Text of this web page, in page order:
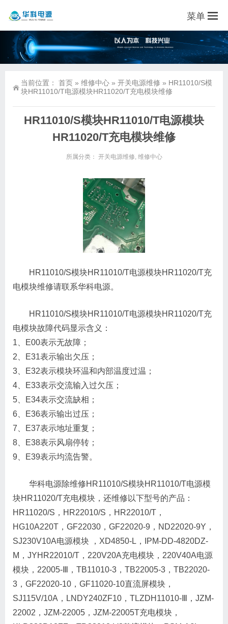
菜单
当前位置： 首页 » 维修中心 » 开关电源维修 » HR11010/S模
块HR11010/T电源模块HR11020/T充电模块维修
HR11010/S模块HR11010/T电源模块
HR11020/T充电模块维修
所属分类： 开关电源维修, 维修中心
HR11010/S模块HR11010/T电源模块HR11020/T充
电模块维修请联系华科电源。
HR11010/S模块HR11010/T电源模块HR11020/T充
电模块故障代码显示含义：
1、E00表示无故障；
2、E31表示输出欠压；
3、E32表示模块环温和内部温度过温；
4、E33表示交流输入过欠压；
5、E34表示交流缺相；
6、E36表示输出过压；
7、E37表示地址重复；
8、E38表示风扇停转；
9、E39表示均流告警。
华科电源除维修HR11010/S模块HR11010/T电源模
块HR11020/T充电模块，还维修以下型号的产品：
HR11020/S，HR22010/S，HR22010/T，
HG10A220T，GF22030，GF22020-9，ND22020-9Y，
SJ230V10A电源模块 ，XD4850-L，IPM-DD-4820DZ-
M，JYHR22010/T，220V20A充电模块，220V40A电源
模块，22005-Ⅲ，TB11010-3，TB22005-3，TB22020-
3，GF22020-10，GF11020-10直流屏模块，
SJ115V/10A，LNDY240ZF10，TLZDH11010-Ⅲ，JZM-
22002，JZM-22005，JZM-22005T充电模块，